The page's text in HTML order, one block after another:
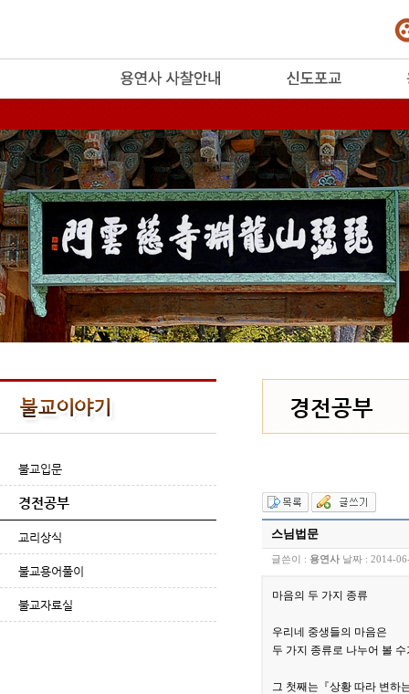
불교입문
경전공부
교리상식
불교용어풀이
불교자료실
경전공부
스님법문
글쓴이 : 용연사 날짜 : 2014-
마음의 두 가지 종류
우리네 중생들의 마음은
두 가지 종류로 나누어 볼
그 첫째는『상황 따라 변하